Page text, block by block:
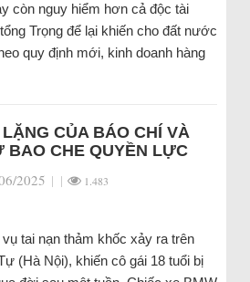
còn nguy hiểm hơn cả độc tài
Trọng để lại khiến cho đất nước
quy định mới, kinh doanh hàng
LẶNG CỦA BÁO CHÍ VÀ
BAO CHE QUYỀN LỰC
2025 | | 1.483
tai nạn thảm khốc xảy ra trên
(Hà Nội), khiến cô gái 18 tuổi bị